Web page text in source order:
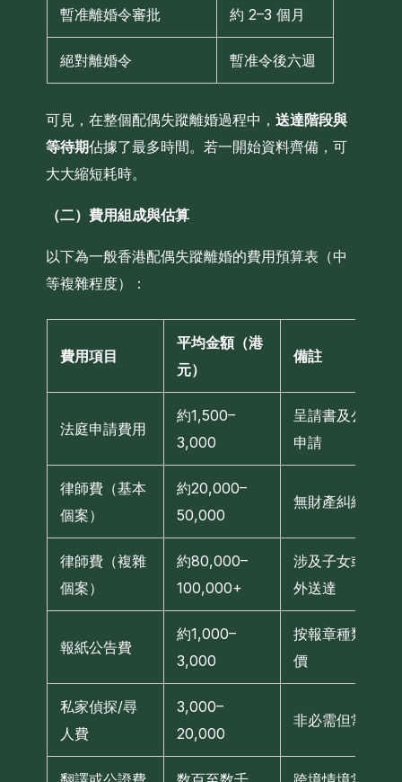
暫准離婚令審批 約 2–3 個月
絕對離婚令 暫准令後六週
可見，在整個配偶失蹤離婚過程中， 送達階段與
等待期佔據了最多時間。若一開始資料齊備，可
大大縮短耗時。
（二）費用組成與估算
以下為一般香港配偶失蹤離婚的費用預算表（中
等複雜程度）：
費用項目
平均金額（港
元）
備註
法庭申請費用
約1,500–
3,000
呈請書及公告
申請
律師費（基本
個案）
約20,000–
50,000
無財產糾紛者
律師費（複雜
個案）
約80,000–
100,000+
涉及子女或境
外送達
報紙公告費
約1,000–
3,000
按報章種類定
價
私家偵探/尋
人費
3,000–
20,000
非必需但常用